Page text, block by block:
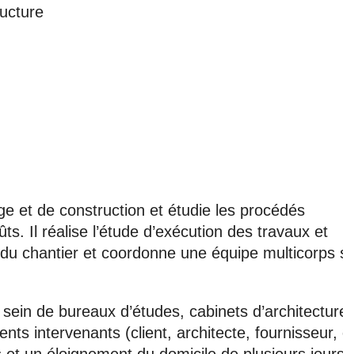
et de construction et étudie les procédés
Il réalise l’étude d’exécution des travaux et
chantier et coordonne une équipe multicorps
de bureaux d’études, cabinets
intervenants (client, architecte, fournisseur,